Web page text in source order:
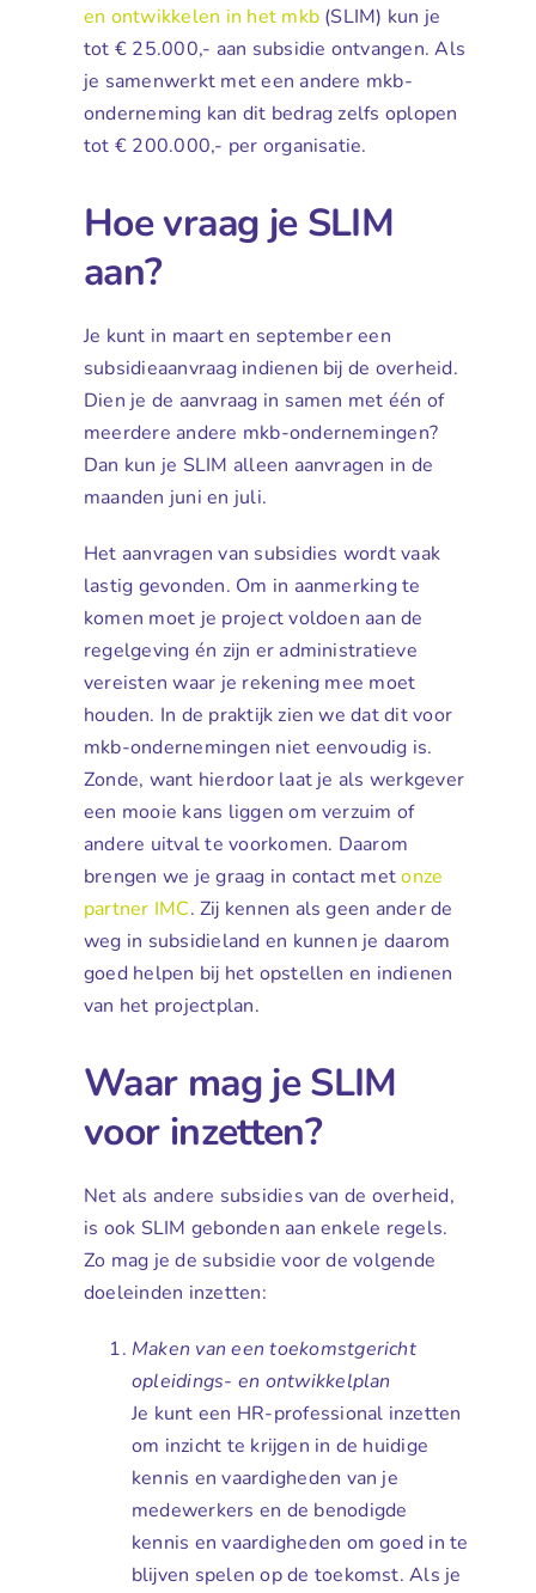
en ontwikkelen in het mkb (SLIM) kun je
tot € 25.000,- aan subsidie ontvangen. Als
je samenwerkt met een andere mkb-
onderneming kan dit bedrag zelfs oplopen
tot € 200.000,- per organisatie.
Hoe vraag je SLIM
aan?
Je kunt in maart en september een
subsidieaanvraag indienen bij de overheid.
Dien je de aanvraag in samen met één of
meerdere andere mkb-ondernemingen?
Dan kun je SLIM alleen aanvragen in de
maanden juni en juli.
Het aanvragen van subsidies wordt vaak
lastig gevonden. Om in aanmerking te
komen moet je project voldoen aan de
regelgeving én zijn er administratieve
vereisten waar je rekening mee moet
houden. In de praktijk zien we dat dit voor
mkb-ondernemingen niet eenvoudig is.
Zonde, want hierdoor laat je als werkgever
een mooie kans liggen om verzuim of
andere uitval te voorkomen. Daarom
brengen we je graag in contact metonze
partner IMC. Zij kennen als geen ander de
weg in subsidieland en kunnen je daarom
goed helpen bij het opstellen en indienen
van het projectplan.
Waar mag je SLIM
voor inzetten?
Net als andere subsidies van de overheid,
is ook SLIM gebonden aan enkele regels.
Zo mag je de subsidie voor de volgende
doeleinden inzetten:
Maken van een toekomstgericht
opleidings- en ontwikkelplan
Je kunt een HR-professional inzetten
om inzicht te krijgen in de huidige
kennis en vaardigheden van je
medewerkers en de benodigde
kennis en vaardigheden om goed in te
blijven spelen op de toekomst. Als je